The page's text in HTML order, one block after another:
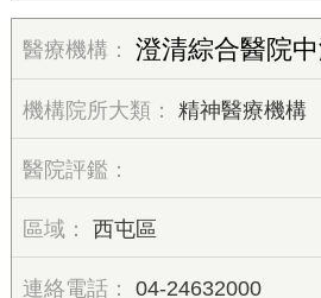
澄清綜合醫院
精神醫療機構
西屯區
04-24632000